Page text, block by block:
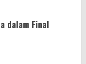
dalam Final